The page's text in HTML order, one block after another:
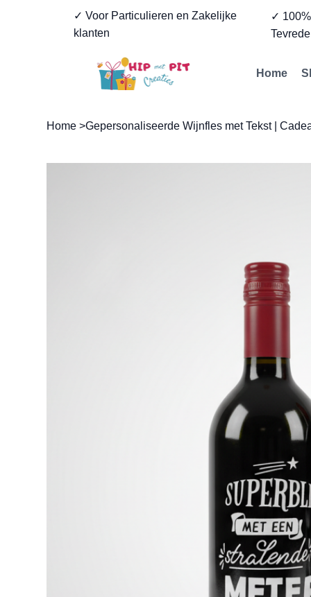
✓ Voor Particulieren en Zakelijke
klanten
✓ 100%
Home
Home >Gepersonaliseerde Wijnfles met Tekst |